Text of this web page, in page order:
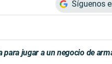
Síguenos
para jugar a un negocio de